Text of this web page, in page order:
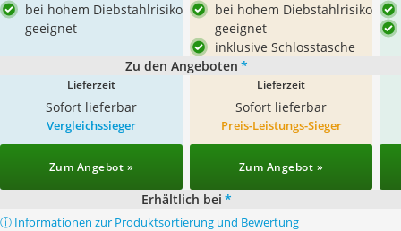
bei hohem Diebstahlrisiko
geeignet
bei hohem Diebstahlrisiko
geeignet
inklusive Schlosstasche
Zu den Angeboten *
Lieferzeit
Sofort lieferbar
Lieferzeit
Sofort lieferbar
Vergleichssieger
Zum Angebot »
Preis-Leistungs-Sieger
Zum Angebot »
Erhältlich bei *
ⓘ Informationen zur Produktsortierung und Bewertung